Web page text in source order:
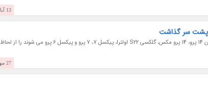
13 آبان 1401
وب سایت PhoneArena به تازگی چندین گوشی که شامل آیفون 14 پرو، 14 پرو مکس، گلکسی S22 اولترا، پیکسل 7، 7 پرو و پیکسل 6 پرو می شوند را از لحاظ
27 مهر 1401